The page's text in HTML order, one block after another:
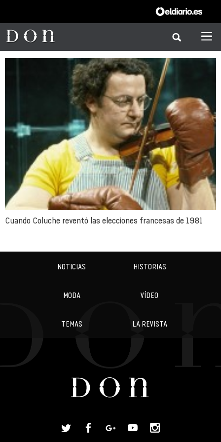
Cuando Coluche reventó las elecciones francesas de 1981
NOTICIAS HISTORIAS
MODA VÍDEO
TEMAS LA REVISTA